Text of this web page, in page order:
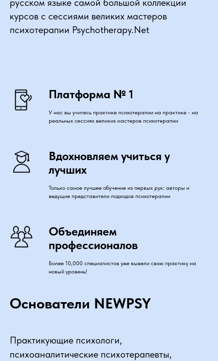
русском языке самой большой коллекции
курсов с сессиями великих мастеров
психотерапии Psychotherapy.Net
Платформа № 1
У нас вы учитесь практике психотерапии на практике - на
реальных сессиях великих мастеров психотерапии
Вдохновляем учиться у
лучших
Только самое лучшее обучение из первых рук: авторы и
ведущие представители подходов психотерапии
Объединяем
профессионалов
Более 10,000 специалистов уже вывели свою практику на
новый уровень!
Основатели NEWPSY
Практикующие психологи,
психоаналитические психотерапевты,